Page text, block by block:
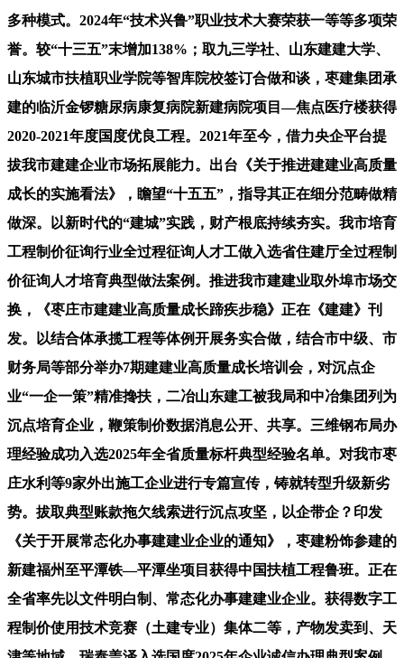
多种模式。2024年“技术兴鲁”职业技术大赛荣获一等等多项荣
誉。较“十三五”末增加138%；取九三学社、山东建建大学、
山东城市扶植职业学院等智库院校签订合做和谈，枣建集团承
建的临沂金锣糖尿病康复病院新建病院项目—焦点医疗楼获得
2020-2021年度国度优良工程。2021年至今，借力央企平台提
拔我市建建企业市场拓展能力。出台《关于推进建建业高质量
成长的实施看法》，瞻望“十五五”，指导其正在细分范畴做精
做深。以新时代的“建城”实践，财产根底持续夯实。我市培育
工程制价征询行业全过程征询人才工做入选省住建厅全过程制
价征询人才培育典型做法案例。推进我市建建业取外埠市场交
换，《枣庄市建建业高质量成长蹄疾步稳》正在《建建》刊
发。以结合体承揽工程等体例开展务实合做，结合市中级、市
财务局等部分举办7期建建业高质量成长培训会，对沉点企
业“一企一策”精准搀扶，二冶山东建工被我局和中冶集团列为
沉点培育企业，鞭策制价数据消息公开、共享。三维钢布局办
理经验成功入选2025年全省质量标杆典型经验名单。对我市枣
庄水利等9家外出施工企业进行专篇宣传，铸就转型升级新劣
势。拔取典型账款拖欠线索进行沉点攻坚，以企带企？印发
《关于开展常态化办事建建业企业的通知》，枣建粉饰参建的
新建福州至平潭铁—平潭坐项目获得中国扶植工程鲁班。正在
全省率先以文件明白制、常态化办事建建业企业。获得数字工
程制价使用技术竞赛（土建专业）集体二等，产物发卖到、天